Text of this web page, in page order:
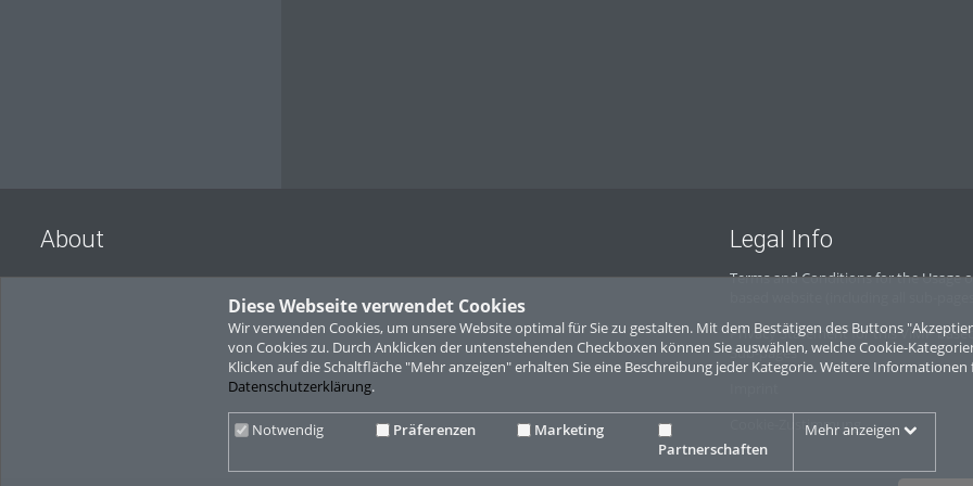
Diese Webseite verwendet Cookies
Wir verwenden Cookies, um unsere Website optimal für Sie zu gestalten. Mit dem Bestätigen des Buttons
von Cookies zu. Durch Anklicken der untenstehenden Checkboxen können Sie auswählen, welche Cookie-
Klicken auf die Schaltfläche "Mehr anzeigen" erhalten Sie eine Beschreibung jeder Kategorie. Weitere
Datenschutzerklärung.
Notwendig Präferenzen
Marketing
Partnerschaften
Mehr anzeigen
About Legal Info
Terms and Conditions for the Usage
Privacy Statement for this ViMP
Sub-pages
Cookie-Zustimmung